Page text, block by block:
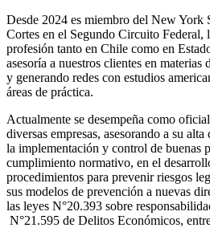
Desde 2024 es miembro del New York
Cortes en el Segundo Circuito Federal,
profesión tanto en Chile como en
asesoría a nuestros clientes en
y generando redes con estudios
áreas de práctica.
Actualmente se desempeña como
diversas empresas, asesorando a su
la implementación y control de buenas
cumplimiento normativo, en el
procedimientos para prevenir riesgos
sus modelos de prevención a nuevas
las leyes N°20.393 sobre
N°21.595 de Delitos Económicos,